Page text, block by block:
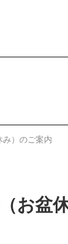
）のご案内
お盆